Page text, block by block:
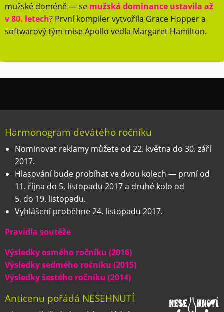
mužské doméně — se mužská dominance ustavila až
v 80. letech? První kompiler vytvořila Grace Hopper a
softwarový tým mise Apollo vedla Margaret Hamilton.
Harmonogram devátého ročníku
Nominovat reklamy můžete od 22. května do 30. září
2017.
Hlasování bude probíhat ve dvou kolech — první od
11. října do 5. listopadu 2017 a druhé kolo od
5. do 19. listopadu.
Vyhlášení proběhne 24. listopadu 2017.
Pravidla soutěže
Výsledky osmého ročníku (2016)
Výsledky sedmého ročníku (2015)
Výsledky šestého ročníku (2014)
Anticenu pořádá NESEHNUTÍ